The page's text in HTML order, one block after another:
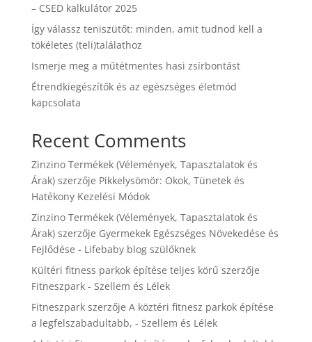
– CSED kalkulátor 2025
Így válassz teniszütőt: minden, amit tudnod kell a
tökéletes (teli)találathoz
Ismerje meg a műtétmentes hasi zsírbontást
Étrendkiegészítők és az egészséges életmód
kapcsolata
Recent Comments
Zinzino Termékek (Vélemények, Tapasztalatok és
Árak)szerzője Pikkelysömör: Okok, Tünetek és
Hatékony Kezelési Módok
Zinzino Termékek (Vélemények, Tapasztalatok és
Árak)szerzője Gyermekek Egészséges Növekedése és
Fejlődése - Lifebaby blog szülőknek
Kültéri fitness parkok építése teljes körű szerzője
Fitneszpark - Szellem és Lélek
Fitneszparkszerzője A köztéri fitnesz parkok építése
a legfelszabadultabb, - Szellem és Lélek